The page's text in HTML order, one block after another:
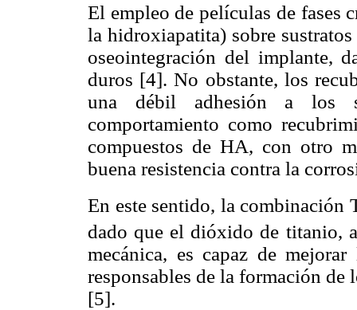
El empleo de películas de fases
la hidroxiapatita) sobre
oseointegración del implante,
duros [4]. No obstante, los
una débil adhesión a los
comportamiento como
compuestos de HA, con otro
buena resistencia contra la
En este sentido, la combinación
dado que el dióxido de titanio,
mecánica, es capaz de
responsables de la formación
[5].